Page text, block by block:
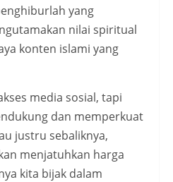
yang
nilai spiritual
konten islami yang
media sosial, tapi
dan memperkuat
justru sebaliknya,
menjatuhkan harga
kita bijak dalam